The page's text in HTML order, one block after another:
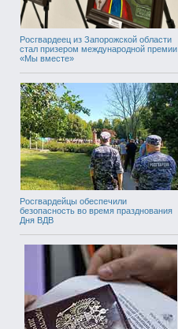
Росгвардеец из Запорожской области
стал призером международной премии
«Мы вместе»
Росгвардейцы обеспечили
безопасность во время празднования
Дня ВДВ